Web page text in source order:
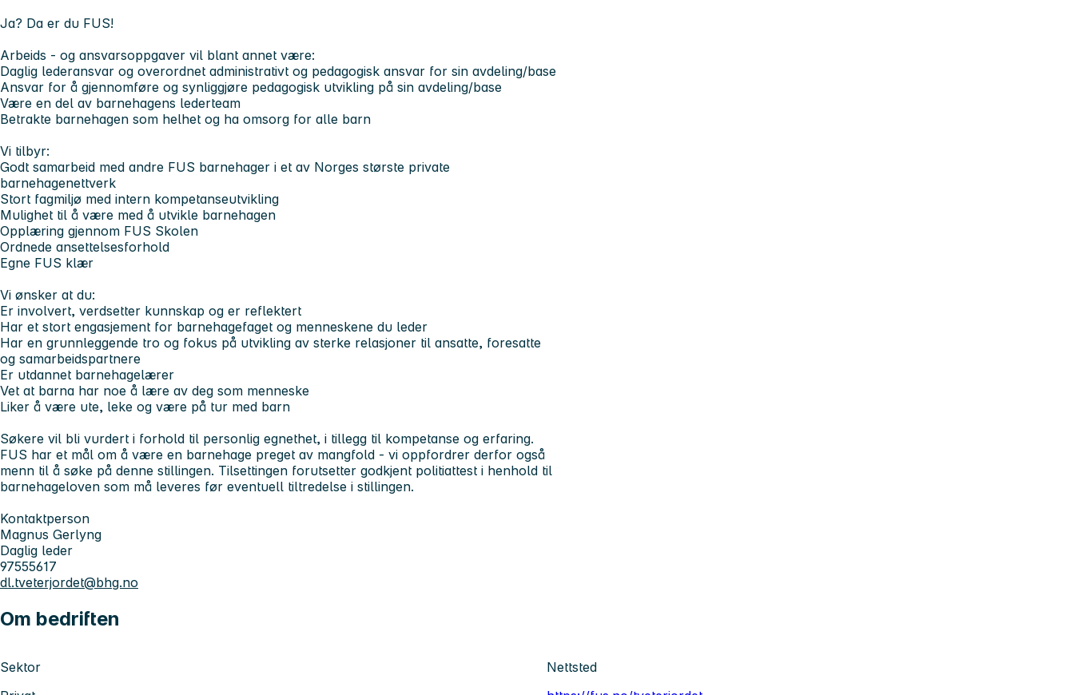
Ja? Da er du FUS!
Arbeids - og ansvarsoppgaver vil blant annet være:
Daglig lederansvar og overordnet administrativt og pedagogisk ansvar for sin avdeling/base
Ansvar for å gjennomføre og synliggjøre pedagogisk utvikling på sin avdeling/base
Være en del av barnehagens lederteam
Betrakte barnehagen som helhet og ha omsorg for alle barn
Vi tilbyr:
Godt samarbeid med andre FUS barnehager i et av Norges største private
barnehagenettverk
Stort fagmiljø med intern kompetanseutvikling
Mulighet til å være med å utvikle barnehagen
Opplæring gjennom FUS Skolen
Ordnede ansettelsesforhold
Egne FUS klær
Vi ønsker at du:
Er involvert, verdsetter kunnskap og er reflektert
Har et stort engasjement for barnehagefaget og menneskene du leder
Har en grunnleggende tro og fokus på utvikling av sterke relasjoner til ansatte, foresatte
og samarbeidspartnere
Er utdannet barnehagelærer
Vet at barna har noe å lære av deg som menneske
Liker å være ute, leke og være på tur med barn
Søkere vil bli vurdert i forhold til personlig egnethet, i tillegg til kompetanse og erfaring.
FUS har et mål om å være en barnehage preget av mangfold - vi oppfordrer derfor også
menn til å søke på denne stillingen. Tilsettingen forutsetter godkjent politiattest i henhold til
barnehageloven som må leveres før eventuell tiltredelse i stillingen.
Kontaktperson
Magnus Gerlyng
Daglig leder
97555617
dl.tveterjordet@bhg.no
Om bedriften
Sektor
Nettsted